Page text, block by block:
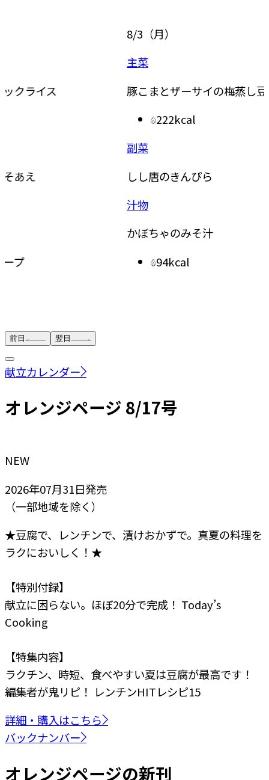
豚こまとザーサイの梅蒸し豆腐
しし唐のきんぴら
ドラ
前日 翌日
献立カレンダー
オレンジページ 8/17号
NEW
2026年07月31日発売
（一部地域を除く）
★豆腐で、レンチンで、漬けおかずで。真夏の料理を
ラクにおいしく！★
【特別付録】
献立に困らない。ほぼ20分で完成！ Today’s
Cooking
【特集内容】
ラクチン、時短、食べやすい夏は豆腐が最高です！
編集者が鬼リピ！ レンチンHITレシピ15
詳細・購入はこちら
バックナンバー
オレンジページの新刊